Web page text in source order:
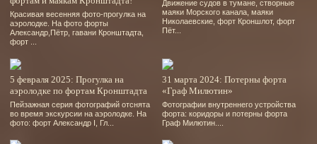
Красивая весенняя фото-прогулка на
аэролодке. На фото форты
Александр,Пётр, гавани Кронштадта,
форт ...
Движение судов в тумане, створные
маяки Морского канала, маяки
Николаевские, форт Кроншлот, форт
Пёт...
5 февраля 2025: Прогулка на
аэролодке по фортам Кронштадта
Пейзажная серия фотографий отснята
во время экскурсии на аэролодке. На
фото: форт Александр І, Гл...
31 марта 2024: Потерны форта
«Граф Милютин»
Фотографии внутреннего устройства
форта: коридоры и потерны форта
Граф Милютин....